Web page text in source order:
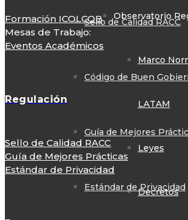
Observatorio
Marco
LATAM
Leyes
Decretos
Sello de Calidad RACC
Código de Buen
Guía de Mejores
Estándar de Privacidad
Formación ICOLCOB
Mesas de Trabajo:
Eventos Académicos
Regulación
Sello de Calidad RACC
Guía de Mejores Prácticas
Estándar de Privacidad